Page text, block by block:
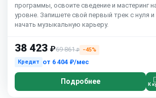
программы, освоите сведение и мастеринг
уровне. Запишете свой первый трек с нуля
начать музыкальную карьеру.
38 423 ₽69 861₽
−45%
Кредит
от 6 404 ₽/мес
Подробнее К